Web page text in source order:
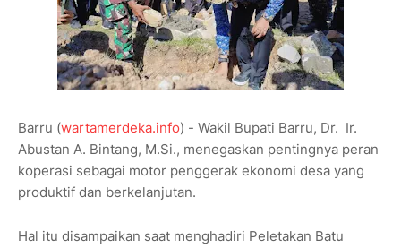
Barru (wartamerdeka.info) - Wakil Bupati Barru, Dr. Ir.
Abustan A. Bintang, M.Si., menegaskan pentingnya peran
koperasi sebagai motor penggerak ekonomi desa yang
produktif dan berkelanjutan.
Hal itu disampaikan saat menghadiri Peletakan Batu